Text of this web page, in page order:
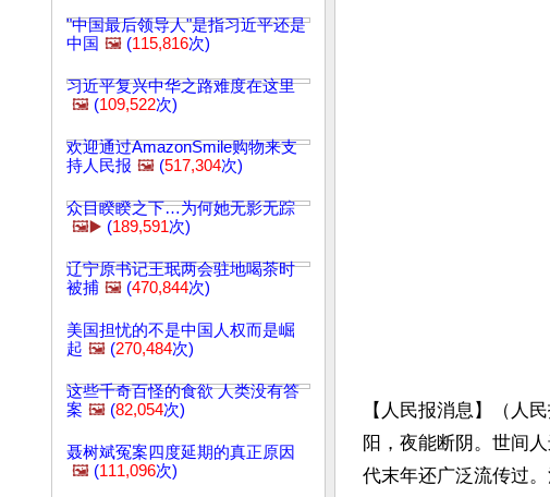
"中国最后领导人"是指习近平还是
中国 🖼️ (115,816次)
习近平复兴中华之路难度在这里
🖼️ (109,522次)
欢迎通过AmazonSmile购物来支
持人民报 🖼️ (517,304次)
众目睽睽之下…为何她无影无踪
🖼️▶️ (189,591次)
辽宁原书记王珉两会驻地喝茶时
被捕 🖼️ (470,844次)
美国担忧的不是中国人权而是崛
起 🖼️ (270,484次)
这些千奇百怪的食欲 人类没有答
案 🖼️ (82,054次)
聂树斌冤案四度延期的真正原因
🖼️ (111,096次)
【人民报消息】（人
阳，夜能断阴。世间
代末年还广泛流传过